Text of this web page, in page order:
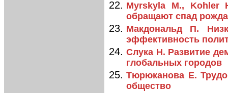
Myrskyla M., Kohler
обращают спад
Макдональд П.
эффективность
Слука Н. Развитие
глобальных городов
Тюрюканова Е.
общество